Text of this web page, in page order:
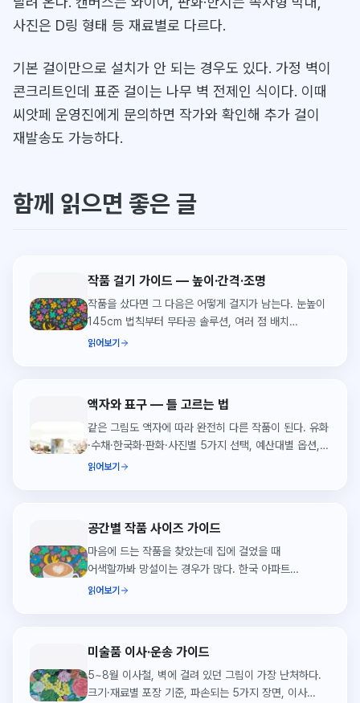
사진은 D링 형태 등 재료별로 다르다.
기본 걸이만으로 설치가 안 되는 경우도 있다. 가정 벽이
콘크리트인데 표준 걸이는 나무 벽 전제인 식이다. 이때
씨앗페 운영진에게 문의하면 작가와 확인해 추가 걸이
재발송도 가능하다.
함께 읽으면 좋은 글
작품 걸기 가이드 — 높이·간격·조명
작품을 샀다면 그 다음은 어떻게 걸지가 남는다. 눈높이
145cm 법칙부터 무타공 솔루션, 여러 점 배치
요령까지 정리했습니다.
읽어보기
액자와 표구 — 틀 고르는 법
같은 그림도 액자에 따라 완전히 다른 작품이 된다. 유화
·수채·한국화·판화·사진별 5가지 선택, 예산대별 옵션,
어디서 맡기나, 실수하기 쉬운 5가지까지.
읽어보기
공간별 작품 사이즈 가이드
마음에 드는 작품을 찾았는데 집에 걸었을 때
어색할까봐 망설이는 경우가 많다. 한국 아파트
기준으로 거실, 침실, 서재, 현관별 적정 크기를
읽어보기
미술품 이사·운송 가이드
5~8월 이사철, 벽에 걸려 있던 그림이 가장 난처하다.
크기·재료별 포장 기준, 파손되는 5가지 장면, 이사